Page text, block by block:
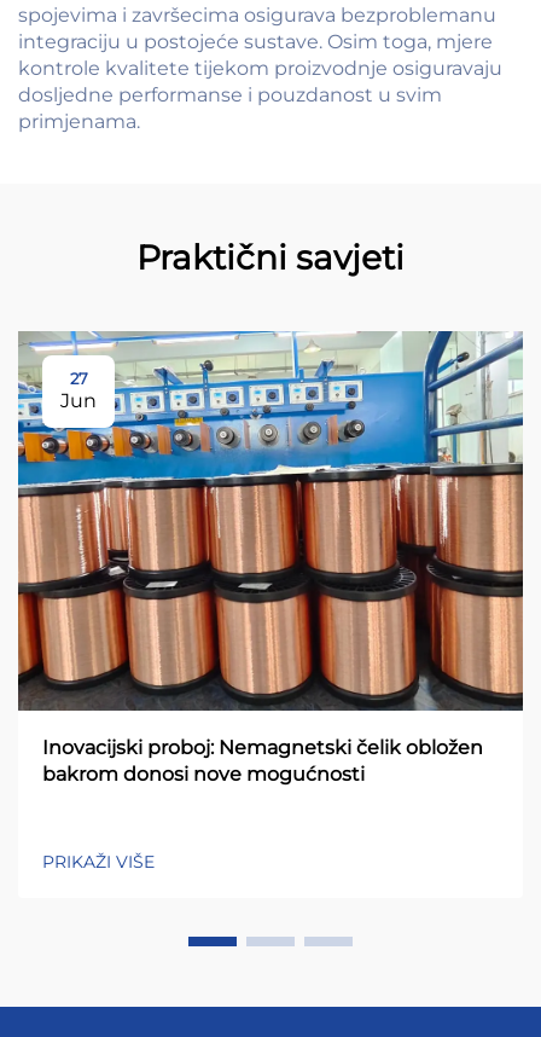
spojevima i završecima osigurava bezproblemanu
integraciju u postojeće sustave. Osim toga, mjere
kontrole kvalitete tijekom proizvodnje osiguravaju
dosljedne performanse i pouzdanost u svim
primjenama.
Praktični savjeti
27
Jun
Inovacijski proboj: Nemagnetski čelik obložen
bakrom donosi nove mogućnosti
PRIKAŽI VIŠE